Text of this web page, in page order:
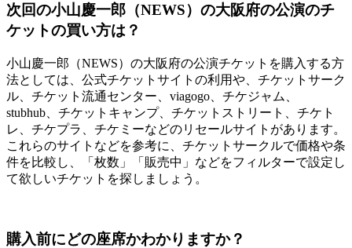
次回の小山慶一郎（NEWS）の大阪府の公演のチ
ケットの買い方は？
小山慶一郎（NEWS）の大阪府の公演チケットを購入する方
法としては、公式チケットサイトの利用や、チケットサーク
ル、チケット流通センター、viagogo、チケジャム、
stubhub、チケットキャンプ、チケットストリート、チケト
レ、チケプラ、チケミーなどのリセールサイトがあります。
これらのサイトなどを参考に、チケットサークルで価格や条
件を比較し、「枚数」「販売中」などをフィルターで設定し
て欲しいチケットを探しましょう。
購入前にどの座席かわかりますか？